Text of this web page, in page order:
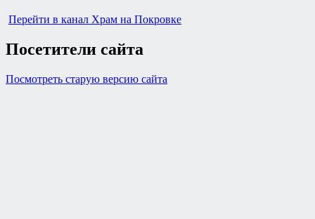
Перейти в канал Храм на Покровке
Посетители сайта
Посмотреть старую версию сайта